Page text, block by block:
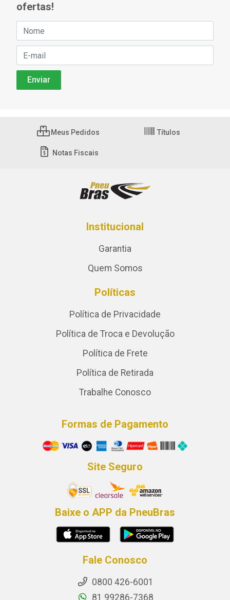
ofertas!
Meus Pedidos Títulos
Notas Fiscais
Institucional
Garantia
Quem Somos
Políticas
Política de Privacidade
Política de Troca e Devolução
Política de Frete
Política de Retirada
Trabalhe Conosco
Formas de Pagamento
Site Seguro
Baixe o APP da PneuBras
Fale Conosco
0800 426-6001
81 99286-7368